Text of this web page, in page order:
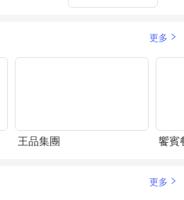
更多
王品集團 饗賓
更多